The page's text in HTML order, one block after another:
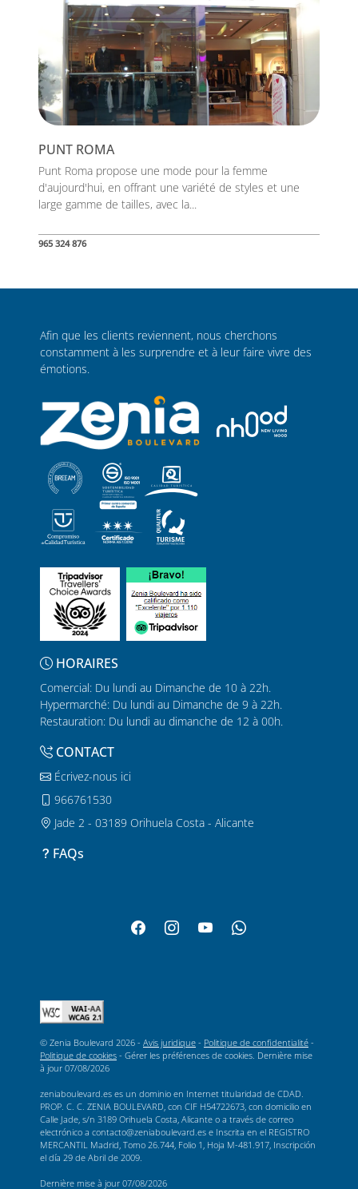
PUNT ROMA
Punt Roma propose une mode pour la femme
d'aujourd'hui, en offrant une variété de styles et une
large gamme de tailles, avec la...
965 324 876
Afin que les clients reviennent, nous cherchons
constamment à les surprendre et à leur faire vivre des
émotions.
HORAIRES
Comercial: Du lundi au Dimanche de 10 à 22h.
Hypermarché: Du lundi au Dimanche de 9 à 22h.
Restauration: Du lundi au dimanche de 12 à 00h.
CONTACT
Écrivez-nous ici
966761530
Jade 2 - 03189 Orihuela Costa - Alicante
FAQs
© Zenia Boulevard 2026 - Avis juridique - Politique de confidentialité -
Politique de cookies - Gérer les préférences de cookies . Dernière mise
à jour 07/08/2026
zeniaboulevard.es es un dominio en Internet titularidad de CDAD.
PROP. C. C. ZENIA BOULEVARD, con CIF H54722673, con domicilio en
Calle Jade, s/n 3189 Orihuela Costa, Alicante o a través de correo
electrónico a contacto@zeniaboulevard.es e Inscrita en el REGISTRO
MERCANTIL Madrid, Tomo 26.744, Folio 1, Hoja M-481.917, Inscripción
el día 29 de Abril de 2009.
Dernière mise à jour 07/08/2026